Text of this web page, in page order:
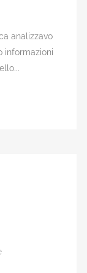
analizzavo
informazioni